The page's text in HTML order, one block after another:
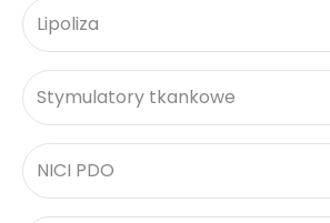
Lipoliza
Stymulatory tkankowe
NICI PDO